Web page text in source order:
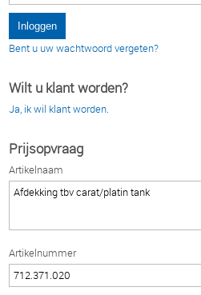
Bent u uw wachtwoord vergeten?
Wilt u klant worden?
Ja, ik wil klant worden.
Prijsopvraag
Artikelnaam
Artikelnummer